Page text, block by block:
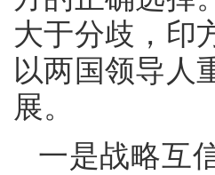
大于分歧，印
以两国领导人
展。
一是战略互